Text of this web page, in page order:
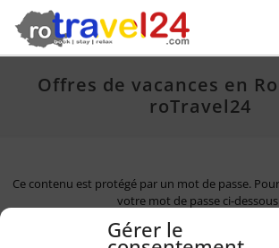
Gérer le
Offres de vacances en
roTravel24
Ce contenu est protégé par un mot de passe.
votre mot de passe ci-
Mot de passe :